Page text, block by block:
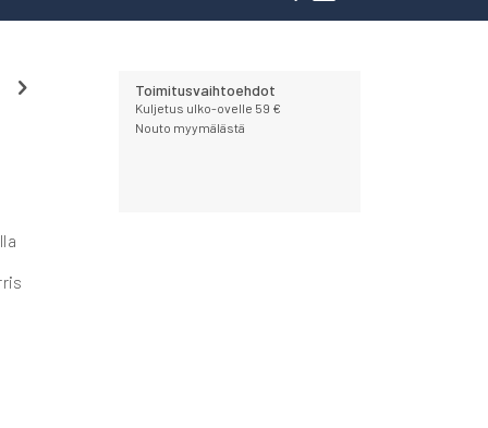
Toimitusvaihtoehdot
Kuljetus ulko-ovelle 59 €
Nouto myymälästä